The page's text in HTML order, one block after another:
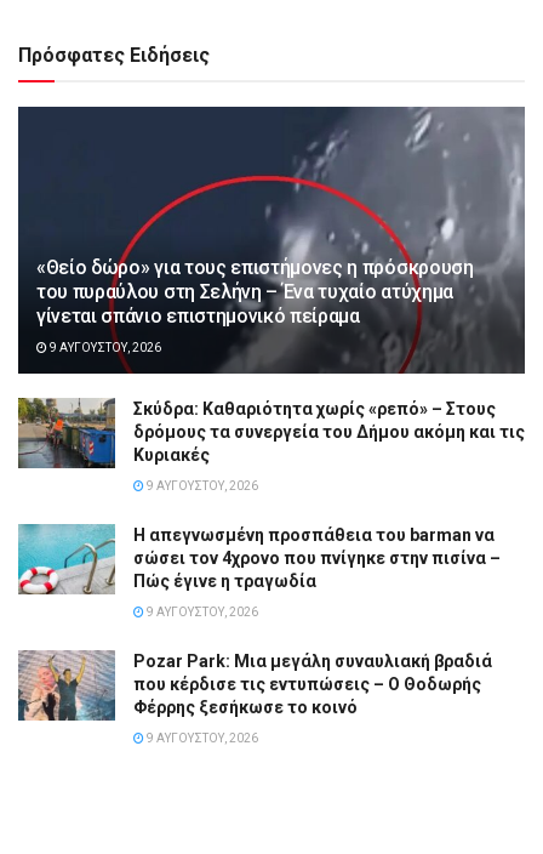
Πρόσφατες Ειδήσεις
«Θείο δώρο» για τους επιστήμονες η πρόσκρουση
του πυραύλου στη Σελήνη – Ένα τυχαίο ατύχημα
γίνεται σπάνιο επιστημονικό πείραμα
9 ΑΥΓΟΎΣΤΟΥ, 2026
Σκύδρα: Καθαριότητα χωρίς «ρεπό» – Στους
δρόμους τα συνεργεία του Δήμου ακόμη και τις
Κυριακές
9 ΑΥΓΟΎΣΤΟΥ, 2026
Η απεγνωσμένη προσπάθεια του barman να
σώσει τον 4χρονο που πνίγηκε στην πισίνα –
Πώς έγινε η τραγωδία
9 ΑΥΓΟΎΣΤΟΥ, 2026
Pozar Park: Μια μεγάλη συναυλιακή βραδιά
που κέρδισε τις εντυπώσεις – Ο Θοδωρής
Φέρρης ξεσήκωσε το κοινό
9 ΑΥΓΟΎΣΤΟΥ, 2026